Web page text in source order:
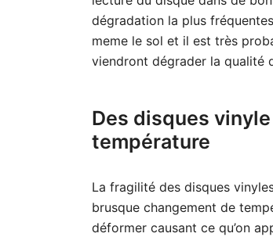
dégradation la plus
meme le sol et il est très
viendront dégrader la qualité
Des disques
température
La fragilité des disques
brusque changement de
déformer causant ce qu’on